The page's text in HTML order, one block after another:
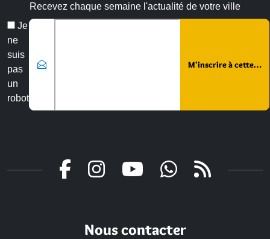
Recevez chaque semaine l'actualité de votre ville
Je
ne
suis
pas
un
robot
Email
Nous contacter